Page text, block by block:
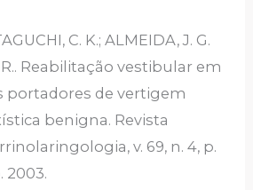
C. K.; ALMEIDA, J. G.
R.. Reabilitação vestibular em
portadores de vertigem
benigna. Revista
v. 69, n. 4, p.
2003.